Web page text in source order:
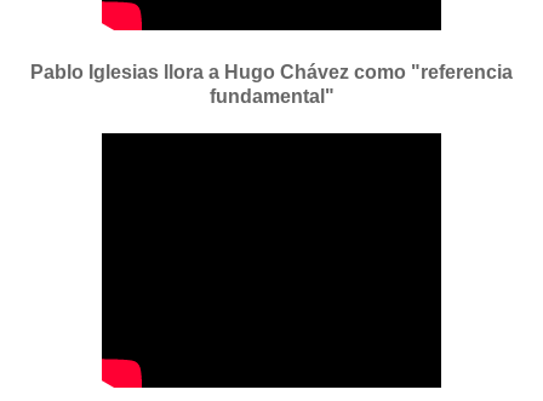
Pablo Iglesias llora a Hugo Chávez como "referencia
fundamental"